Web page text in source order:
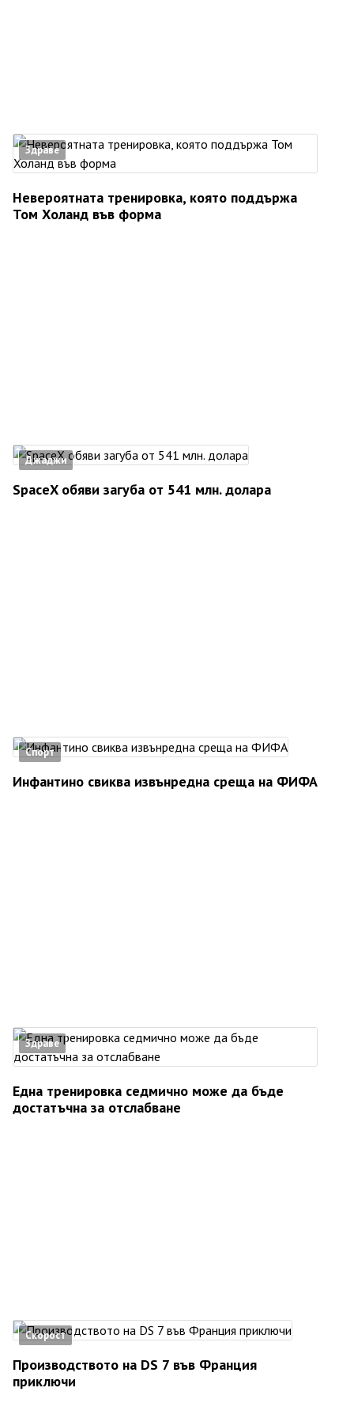
Здраве
Невероятната тренировка, която поддържа
Том Холанд във форма
Джаджи
SpaceX обяви загуба от 541 млн. долара
Спорт
Инфантино свиква извънредна среща на ФИФА
Здраве
Една тренировка седмично може да бъде
достатъчна за отслабване
Скорост
Производството на DS 7 във Франция
приключи